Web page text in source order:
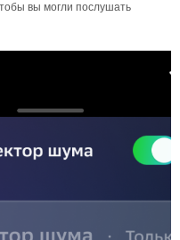
вы могли послушать